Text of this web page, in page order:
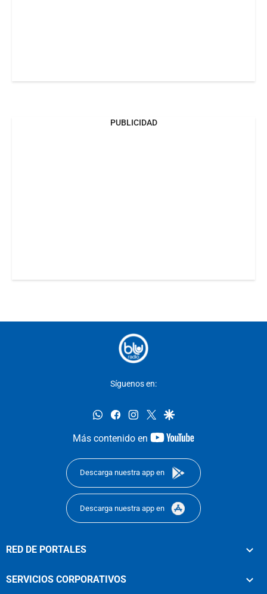
PUBLICIDAD
Síguenos en:
whatsappfacebookinstagram
twittergoogle
Más contenido en
youtube-
Descarga nuestra app en
Descarga nuestra app en
RED DE PORTALES
SERVICIOS CORPORATIVOS